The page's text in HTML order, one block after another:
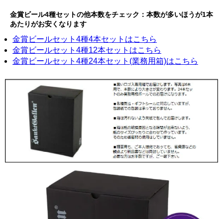
金賞ビール4種セットの他本数をチェック：本数が多いほうが1本
あたりがお安くなります
金賞ビールセット4種4本セットはこちら
金賞ビールセット4種12本セットはこちら
金賞ビールセット4種24本セット(業務用箱)はこちら